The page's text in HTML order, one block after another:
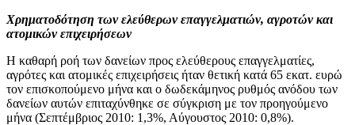
Χρηματοδότηση των ελεύθερων επαγγελματιών, αγροτών και
ατομικών επιχειρήσεων
Η καθαρή ροή των δανείων προς ελεύθερους επαγγελματίες,
αγρότες και ατομικές επιχειρήσεις ήταν θετική κατά 65 εκατ. ευρώ
τον επισκοπούμενο μήνα και ο δωδεκάμηνος ρυθμός ανόδου των
δανείων αυτών επιταχύνθηκε σε σύγκριση με τον προηγούμενο
μήνα (Σεπτέμβριος 2010: 1,3%, Αύγουστος 2010: 0,8%).